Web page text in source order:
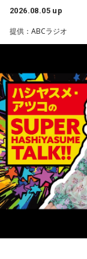
また、きゃりーは
グや時計に興味を
お迎え時間を確認
エルメスの時計を
◆ゆとりくんの「
番組後半の「
中を押してくれた
は、ティーン向け
復刊させたい（笑
す。きゃりーも「
ていたから、『
森下圭子さんが翻
◆ムーミンが教え
続いて、森下さん
聞きました。フィ
て、森下さんは
のような存在にな
り、励まされてい
ます。
ンですが、原作は
2026.08.05 up
提供：ABCラジオ